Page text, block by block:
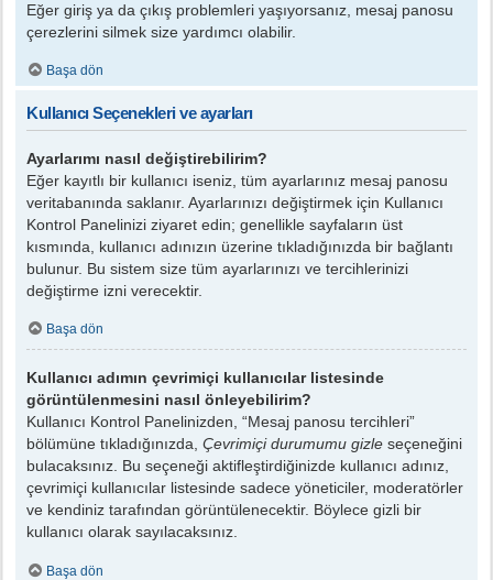
Eğer giriş ya da çıkış problemleri yaşıyorsanız, mesaj panosu
çerezlerini silmek size yardımcı olabilir.
Başa dön
Kullanıcı Seçenekleri ve ayarları
Ayarlarımı nasıl değiştirebilirim?
Eğer kayıtlı bir kullanıcı iseniz, tüm ayarlarınız mesaj panosu
veritabanında saklanır. Ayarlarınızı değiştirmek için Kullanıcı
Kontrol Panelinizi ziyaret edin; genellikle sayfaların üst
kısmında, kullanıcı adınızın üzerine tıkladığınızda bir bağlantı
bulunur. Bu sistem size tüm ayarlarınızı ve tercihlerinizi
değiştirme izni verecektir.
Başa dön
Kullanıcı adımın çevrimiçi kullanıcılar listesinde
görüntülenmesini nasıl önleyebilirim?
Kullanıcı Kontrol Panelinizden, “Mesaj panosu tercihleri”
bölümüne tıkladığınızda, Çevrimiçi durumumu gizle seçeneğini
bulacaksınız. Bu seçeneği aktifleştirdiğinizde kullanıcı adınız,
çevrimiçi kullanıcılar listesinde sadece yöneticiler, moderatörler
ve kendiniz tarafından görüntülenecektir. Böylece gizli bir
kullanıcı olarak sayılacaksınız.
Başa dön